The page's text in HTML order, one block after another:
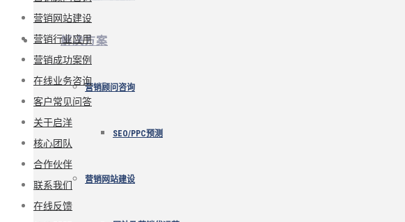
解决方案
营销顾问咨询
SEO/PPC预测
营销网站建设
营销网站建设
营销行业应用
营销成功案例
在线业务咨询
客户常见问答
关于启洋
核心团队
合作伙伴
联系我们
在线反馈